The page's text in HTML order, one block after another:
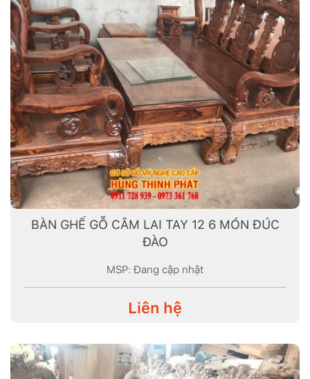
BÀN GHẾ GỖ CÂM LAI TAY 12 6 MÓN ĐÚC
ĐÀO
MSP: Đang cập nhật
Liên hệ